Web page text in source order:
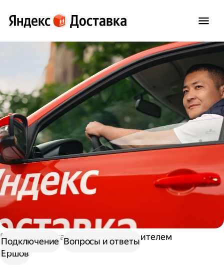
Работа в Доставке
Работа водителем
Ершов
Подключение Вопросы и ответы